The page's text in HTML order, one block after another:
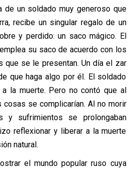
de un soldado muy generoso que
recibe un singular regalo de un
y perdido: un saco mágico. El
su saco de acuerdo con los
que se le presentan. Un día el zar
que haga algo por él. El soldado
a la muerte. Pero no contó que al
cosas se complicarían. Al no morir
y sufrimientos se prolongaban
reflexionar y liberar a la muerte
natural.
el mundo popular ruso cuya